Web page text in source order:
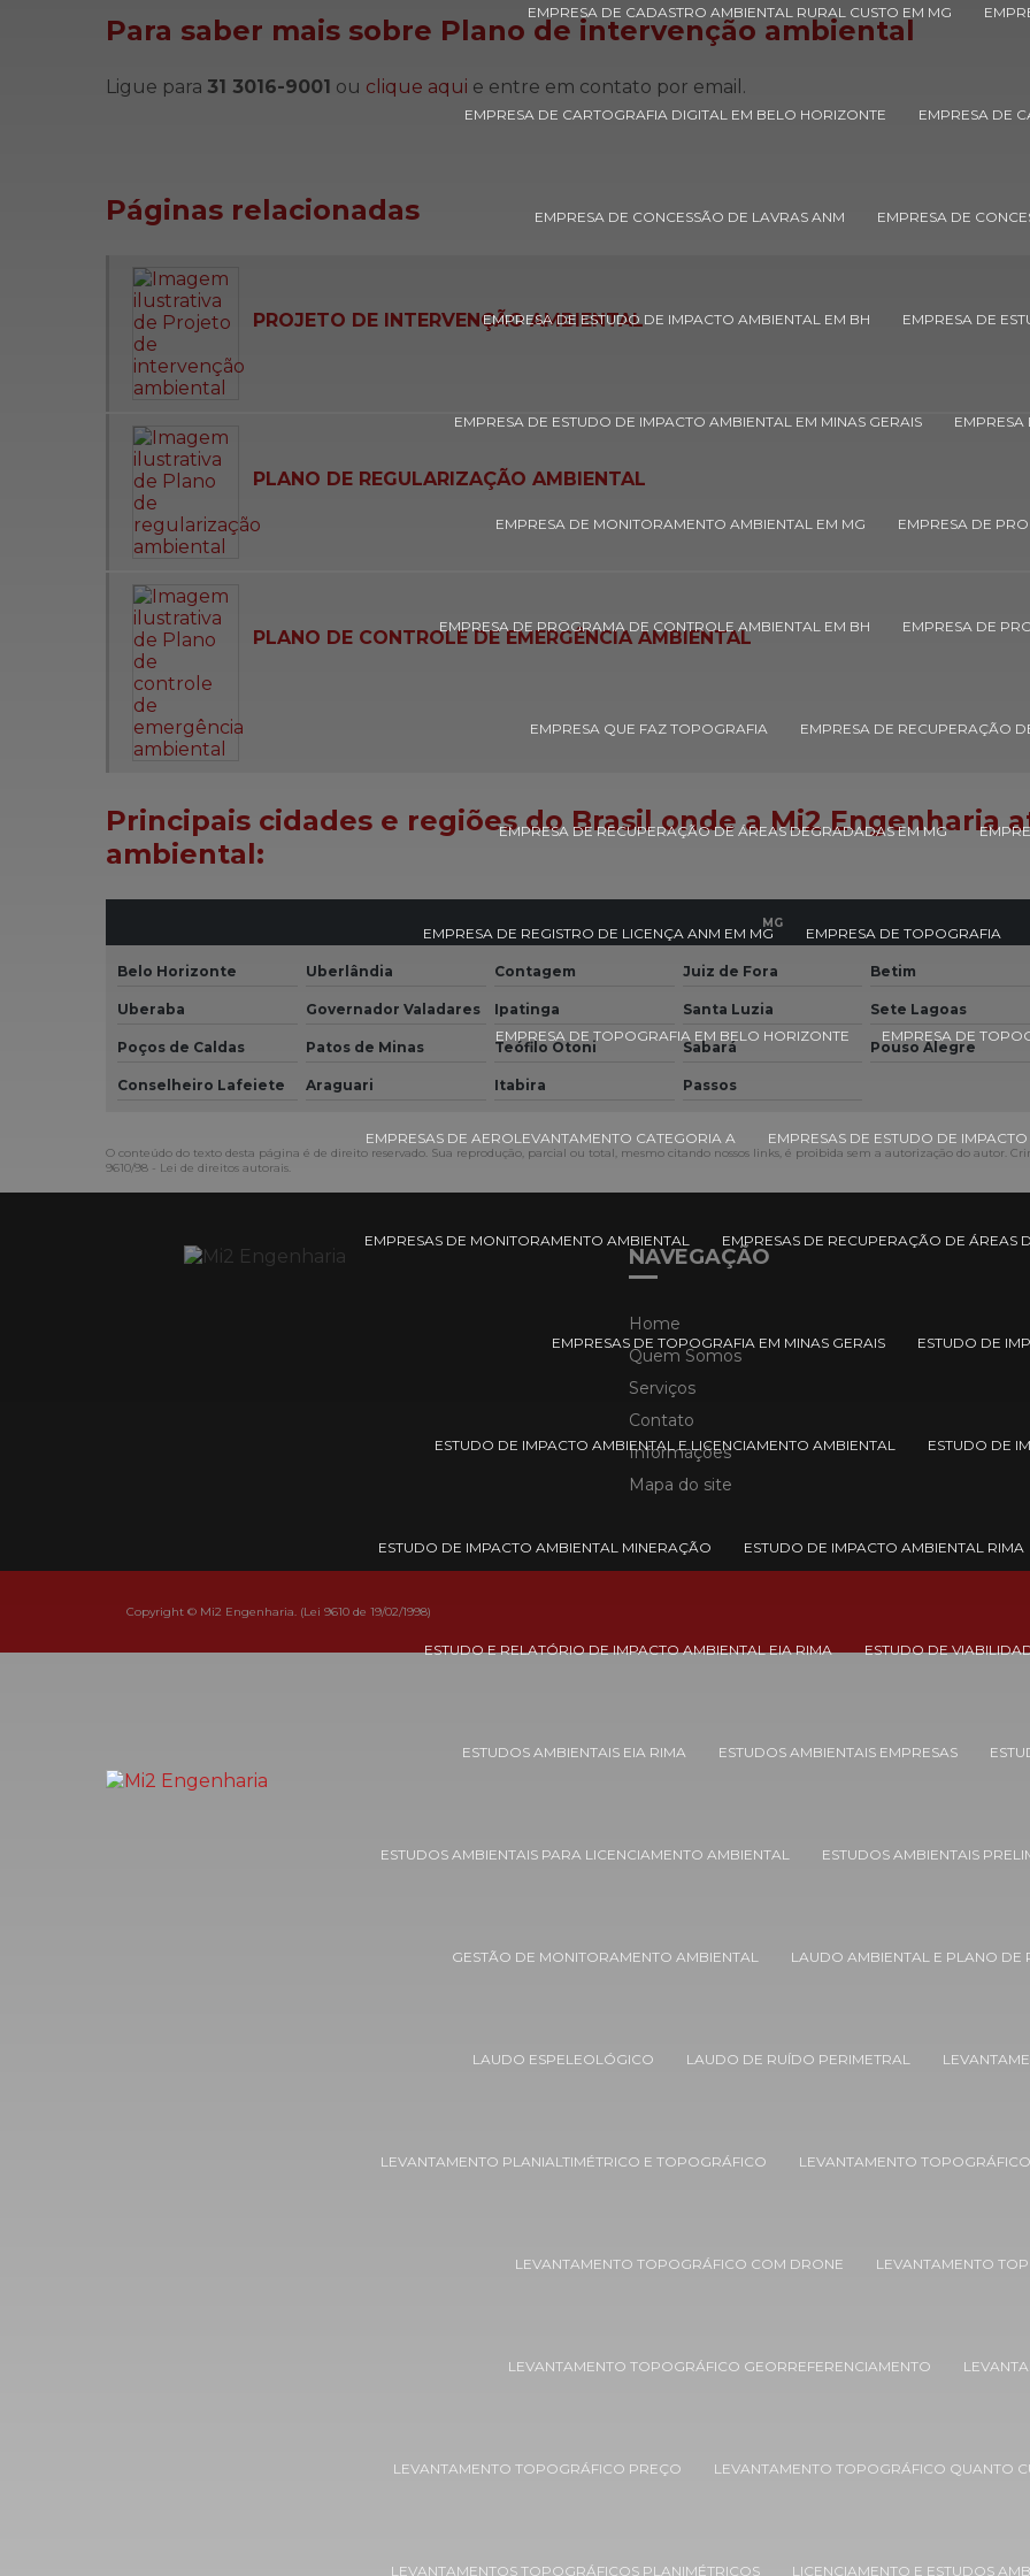
EMPRESA DE CADASTRO AMBIENTAL RURAL CUSTO EM MG
EMPRESA DE CARTOGRAFIA DIGITAL EM BELO HORIZONTE EMPRESA DE
EMPRESA DE CONCESSÃO DE LAVRAS ANM EMPRESA DE
EMPRESA DE ESTUDO DE IMPACTO AMBIENTAL EM BH EMPRESA DE
EMPRESA DE ESTUDO DE IMPACTO AMBIENTAL EM MINAS GERAIS EMPRESA
EMPRESA DE MONITORAMENTO AMBIENTAL EM MG EMPRESA DE
EMPRESA DE PROGRAMA DE CONTROLE AMBIENTAL EM BH EMPRESA DE
EMPRESA QUE FAZ TOPOGRAFIA EMPRESA DE RECUPERAÇÃO
EMPRESA DE RECUPERAÇÃO DE ÁREAS DEGRADADAS EM MG
EMPRESA DE REGISTRO DE LICENÇA ANM EM MG EMPRESA DE TOPOGRAFIA
EMPRESA DE TOPOGRAFIA EM BELO HORIZONTE EMPRESA DE
EMPRESAS DE AEROLEVANTAMENTO CATEGORIA A EMPRESAS DE ESTUDO DE
EMPRESAS DE MONITORAMENTO AMBIENTAL EMPRESAS DE RECUPERAÇÃO DE ÁREAS
EMPRESAS DE TOPOGRAFIA EM MINAS GERAIS ESTUDO DE
ESTUDO DE IMPACTO AMBIENTAL E LICENCIAMENTO AMBIENTAL ESTUDO DE
ESTUDO DE IMPACTO AMBIENTAL MINERAÇÃO ESTUDO DE IMPACTO AMBIENTAL RIMA
ESTUDO E RELATÓRIO DE IMPACTO AMBIENTAL EIA RIMA ESTUDO DE
ESTUDOS AMBIENTAIS EIA RIMA ESTUDOS AMBIENTAIS EMPRESAS
ESTUDOS AMBIENTAIS PARA LICENCIAMENTO AMBIENTAL ESTUDOS AMBIENTAIS
GESTÃO DE MONITORAMENTO AMBIENTAL LAUDO AMBIENTAL E PLANO DE
LAUDO ESPELEOLÓGICO LAUDO DE RUÍDO PERIMETRAL
LEVANTAMENTO PLANIALTIMÉTRICO E TOPOGRÁFICO LEVANTAMENTO TOPOGRÁFICO
LEVANTAMENTO TOPOGRÁFICO COM DRONE LEVANTAMENTO
LEVANTAMENTO TOPOGRÁFICO GEORREFERENCIAMENTO
LEVANTAMENTO TOPOGRÁFICO PREÇO LEVANTAMENTO TOPOGRÁFICO QUANTO
LEVANTAMENTOS TOPOGRÁFICOS PLANIMÉTRICOS LICENCIAMENTO E ESTUDOS
Para saber mais sobre Plano de intervenção ambiental
Ligue para 31 3016-9001 ou clique aqui e entre em contato por email.
Páginas relacionadas
PROJETO DE INTERVENÇÃO AMBIENTAL
PLANO DE REGULARIZAÇÃO AMBIENTAL
PLANO DE CONTROLE DE EMERGÊNCIA AMBIENTAL
Principais cidades e regiões do Brasil onde a Mi2 Engenharia
ambiental:
MG
Belo Horizonte Uberlândia Contagem Juiz de Fora Betim
Uberaba Governador Valadares Ipatinga Santa Luzia Sete Lagoas
Poços de Caldas Patos de Minas Teófilo Otoni Sabará Pouso Alegre
Conselheiro Lafeiete Araguari Itabira Passos
O conteúdo do texto desta página é de direito reservado. Sua reprodução, parcial ou total, mesmo citando nossos links, é proibida sem a autorização do autor.
9610/98 - Lei de direitos autorais.
NAVEGAÇÃO
Home
Quem Somos
Serviços
Contato
Informações
Mapa do site
Copyright © Mi2 Engenharia. (Lei 9610 de 19/02/1998)